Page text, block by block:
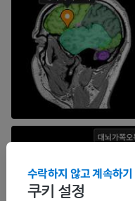
쿠키 설정
수락하지 않고 계속하기